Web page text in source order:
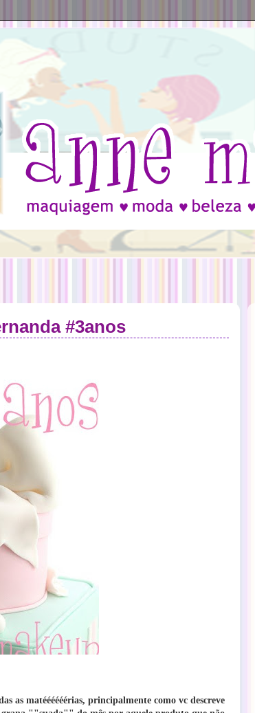
#3anos
as matéééééérias, principalmente como vc descreve